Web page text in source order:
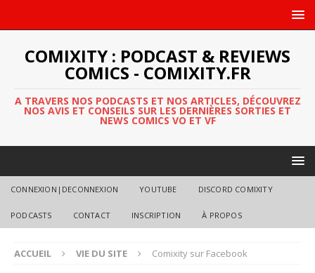
COMIXITY : PODCAST & REVIEWS
COMICS - COMIXITY.FR
A TRAVERS NOS PODCASTS ET NOS ARTICLES, DÉCOUVREZ
NOS AVIS ET CONSEILS SUR LES DERNIÈRES SORTIES ET
NEWS COMICS VO ET VF
CONNEXION|DECONNEXION YOUTUBE DISCORD COMIXITY
PODCASTS CONTACT INSCRIPTION À PROPOS
ACCUEIL VIE DU SITE Comixity sur Facebook